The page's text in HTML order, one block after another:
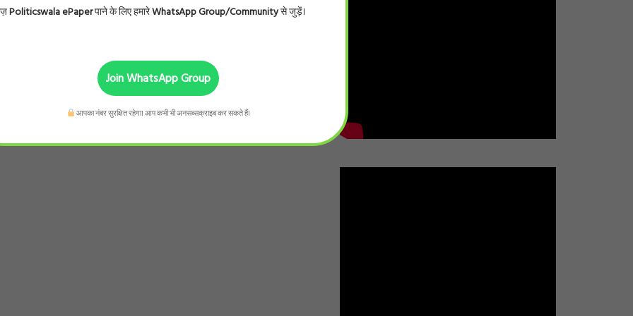
Politicswala ePaperपाने के लिए हमारेWhatsApp Group/Communityसे जुड़ें।
Join WhatsApp Group
आपका नंबर सुरक्षित रहेगा। आप कभी भी अनसब्सक्राइब कर सकते हैं।